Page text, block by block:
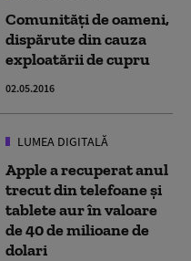
Comunități de oameni,
dispărute din cauza
exploatării de cupru
02.05.2016
LUMEA DIGITALĂ
Apple a recuperat anul
trecut din telefoane și
tablete aur în valoare
de 40 de milioane de
dolari